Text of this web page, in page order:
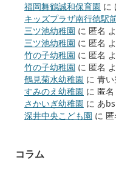
福岡舞鶴誠和保育園 に
キッズプラザ南行徳駅
三ツ池幼稚園 に 匿名
三ツ池幼稚園 に 匿名
竹の子幼稚園 に 匿名
竹の子幼稚園 に 匿名
鶴見菊水幼稚園 に 青
すみのえ幼稚園 に 匿名
さかいぎ幼稚園 に あ
深井中央こども園 に 匿
コラム